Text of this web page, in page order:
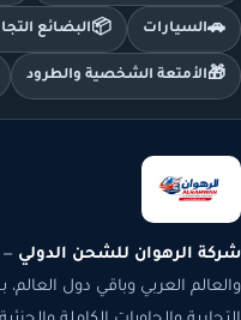
🚗السيارات 📦البضائع
🎁الأمتعة الشخصية والطرود
شركة الرهوان للشحن الدولي —
والعالم العربي وباقي دول